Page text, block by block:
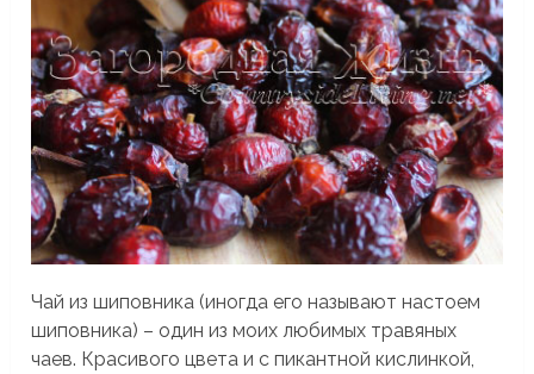
Чай из шиповника (иногда его называют настоем
шиповника) – один из моих любимых травяных
чаев. Красивого цвета и с пикантной кислинкой,